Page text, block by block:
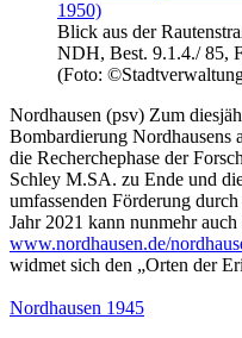
Blick aus der
NDH, Best. 9.1.4./ 85,
(Foto:
Nordhausen (psv) Zum
Bombardierung
die Recherchephase der
Schley M.SA. zu Ende und
umfassenden Förderung
Jahr 2021 kann nunmehr
www.nordhausen.de/
widmet sich den „Orten der
Nordhausen 1945